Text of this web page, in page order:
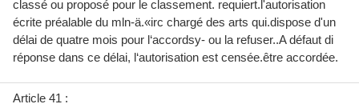
classé ou proposé pour le classement. requiert.l'autorisation
écrite préalable du mln-ä.«irc chargé des arts qui.dispose d'un
délai de quatre mois pour l‘accordsy- ou la refuser..A défaut di
réponse dans ce délai, l‘autorisation est censée.être accordée.
Article 41 :